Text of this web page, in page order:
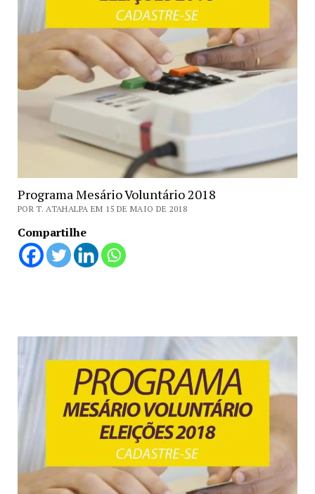
Programa Mesário Voluntário 2018
POR T. ATAHALPA EM 15 DE MAIO DE 2018
Compartilhe